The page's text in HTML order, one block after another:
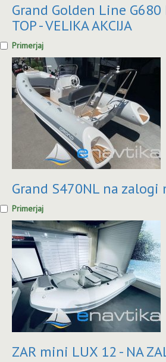
Grand Golden Line G680
TOP - VELIKA AKCIJA
Primerjaj
Grand S470NL na zalogi
Primerjaj
ZAR mini LUX 12 - NA